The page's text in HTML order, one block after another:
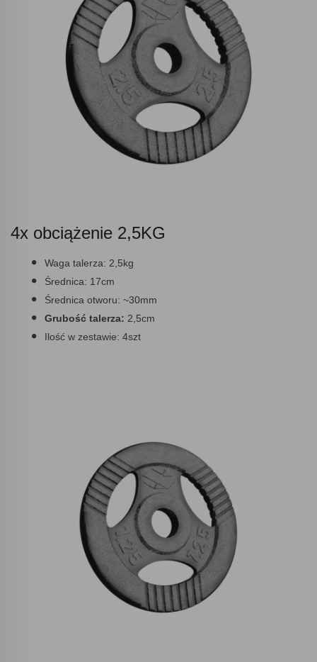
4x obciążenie 2,5KG
Waga talerza: 2,5kg
Średnica: 17cm
Średnica otworu: ~30mm
Grubość talerza: 2,5cm
Ilość w zestawie: 4szt